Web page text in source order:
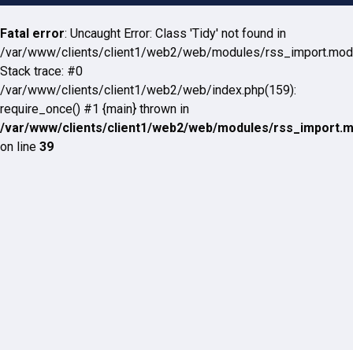
Fatal error: Uncaught Error: Class 'Tidy' not found in
/var/www/clients/client1/web2/web/modules/
Stack trace: #0
/var/www/clients/client1/web2/web/index.php(159):
require_once() #1 {main} thrown in
/var/www/clients/client1/web2/web/modules/
on line 39